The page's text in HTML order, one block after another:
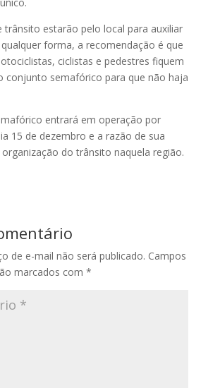
trânsito estarão pelo local para auxiliar
forma, a recomendação é que
ciclistas e pedestres fiquem
conjunto semafórico para que não haja
entrará em operação por
15 de dezembro e a razão de sua
do trânsito naquela região.
de e-mail não será publicado. Campos
marcados com *